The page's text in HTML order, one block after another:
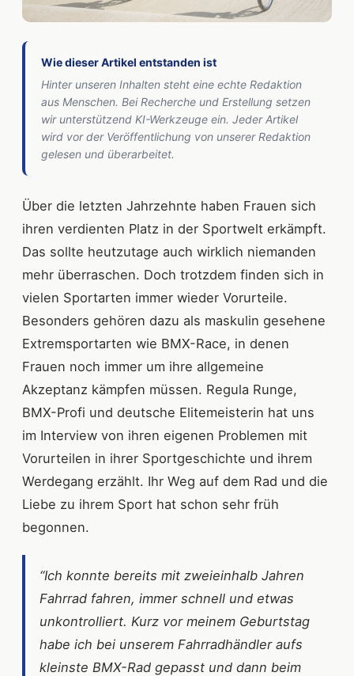
Wie dieser Artikel entstanden ist
Hinter unseren Inhalten steht eine echte Redaktion
aus Menschen. Bei Recherche und Erstellung setzen
wir unterstützend KI-Werkzeuge ein. Jeder Artikel
wird vor der Veröffentlichung von unserer Redaktion
gelesen und überarbeitet.
Über die letzten Jahrzehnte haben Frauen sich
ihren verdienten Platz in der Sportwelt erkämpft.
Das sollte heutzutage auch wirklich niemanden
mehr überraschen. Doch trotzdem finden sich in
vielen Sportarten immer wieder Vorurteile.
Besonders gehören dazu als maskulin gesehene
Extremsportarten wie BMX-Race, in denen
Frauen noch immer um ihre allgemeine
Akzeptanz kämpfen müssen. Regula Runge,
BMX-Profi und deutsche Elitemeisterin hat uns
im Interview von ihren eigenen Problemen mit
Vorurteilen in ihrer Sportgeschichte und ihrem
Werdegang erzählt. Ihr Weg auf dem Rad und die
Liebe zu ihrem Sport hat schon sehr früh
begonnen.
“Ich konnte bereits mit zweieinhalb Jahren
Fahrrad fahren, immer schnell und etwas
unkontrolliert. Kurz vor meinem Geburtstag
habe ich bei unserem Fahrradhändler aufs
kleinste BMX-Rad gepasst und dann beim